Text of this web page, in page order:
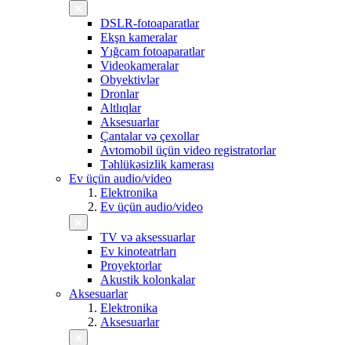
DSLR-fotoaparatlar
Ekşn kameralar
Yığcam fotoaparatlar
Videokameralar
Obyektivlər
Dronlar
Altlıqlar
Aksesuarlar
Çantalar və çexollar
Avtomobil üçün video registratorlar
Təhlükəsizlik kamerası
Ev üçün audio/video
Elektronika
Ev üçün audio/video
TV və aksessuarlar
Ev kinoteatrları
Proyektorlar
Akustik kolonkalar
Aksesuarlar
Elektronika
Aksesuarlar